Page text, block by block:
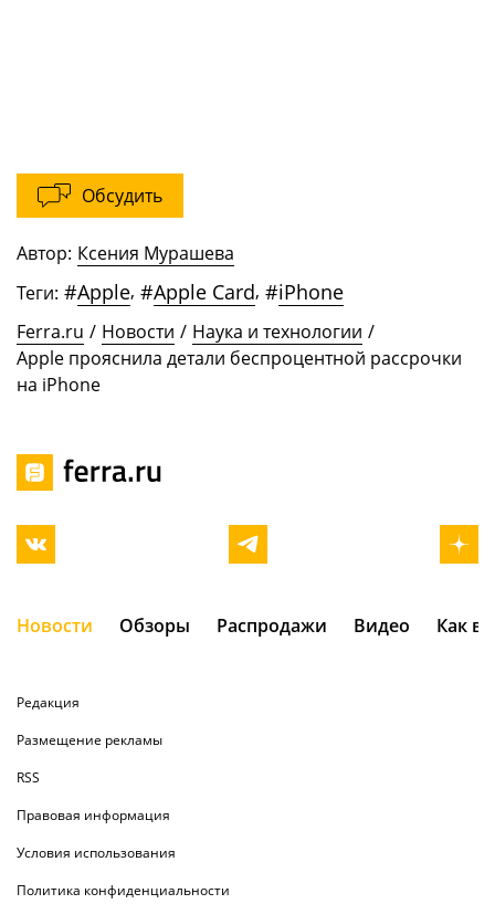
Обсудить
Автор: Ксения Мурашева
Теги: #Apple, #Apple Card, #iPhone
Ferra.ru / Новости / Наука и технологии /
Apple прояснила детали беспроцентной рассрочки
на iPhone
Новости Обзоры Распродажи Видео Как
Редакция
Размещение рекламы
RSS
Правовая информация
Условия использования
Политика конфиденциальности